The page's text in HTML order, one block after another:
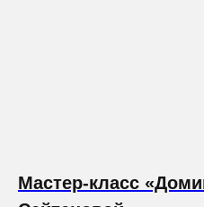
Мастер-класс